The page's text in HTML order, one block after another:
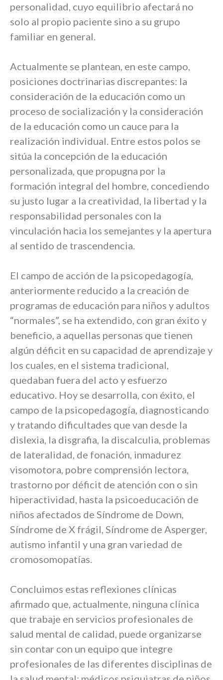
personalidad, cuyo equilibrio afectará no
solo al propio paciente sino a su grupo
familiar en general.
Actualmente se plantean, en este campo,
posiciones doctrinarias discrepantes: la
consideración de la educación como un
proceso de socialización y la consideración
de la educación como un cauce para la
realización individual. Entre estos polos se
sitúa la concepción de la educación
personalizada, que propugna por la
formación integral del hombre, concediendo
su justo lugar a la creatividad, la libertad y la
responsabilidad personales con la
vinculación hacia los semejantes y la apertura
al sentido de trascendencia.
El campo de acción de la psicopedagogía,
anteriormente reducido a la creación de
programas de educación para niños y adultos
“normales”, se ha extendido, con gran éxito y
beneficio, a aquellas personas que tienen
algún déficit en su capacidad de aprendizaje y
los cuales, en el sistema tradicional,
quedaban fuera del acto y esfuerzo
educativo. Hoy se desarrolla, con éxito, el
campo de la psicopedagogía, diagnosticando
y tratando dificultades que van desde la
dislexia, la disgrafia, la discalculia, problemas
de lateralidad, de fonación, inmadurez
visomotora, pobre comprensión lectora,
trastorno por déficit de atención con o sin
hiperactividad, hasta la psicoeducación de
niños afectados de Síndrome de Down,
Síndrome de X frágil, Síndrome de Asperger,
autismo infantil y una gran variedad de
cromosomopatías.
Concluimos estas reflexiones clínicas
afirmado que, actualmente, ninguna clínica
que trabaje en servicios profesionales de
salud mental de calidad, puede organizarse
sin contar con un equipo que integre
profesionales de las diferentes disciplinas de